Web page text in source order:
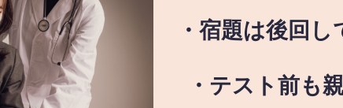
・宿題は後回
・テスト前も